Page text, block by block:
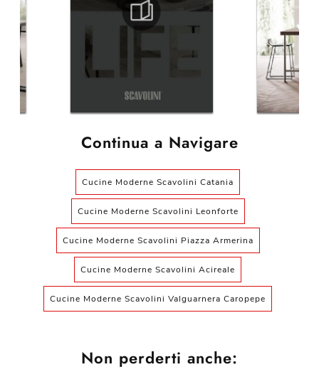
Continua a Navigare
Cucine Moderne Scavolini Catania
Cucine Moderne Scavolini Leonforte
Cucine Moderne Scavolini Piazza Armerina
Cucine Moderne Scavolini Acireale
Cucine Moderne Scavolini Valguarnera Caropepe
Non perderti anche: